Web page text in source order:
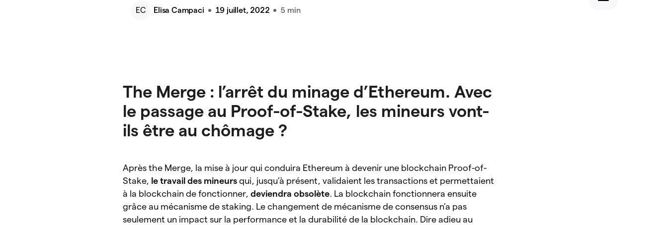
EC Elisa Campaci 19 juillet, 2022 5 min
The Merge : l’arrêt du minage d’Ethereum. Avec
le passage au Proof-of-Stake, les mineurs vont-
ils être au chômage ?
Après the Merge, la mise à jour qui conduira Ethereum à devenir une blockchain Proof-of-
Stake, le travail des mineursqui, jusqu’à présent, validaient les transactions et permettaient
à la blockchain de fonctionner,deviendra obsolète. La blockchain fonctionnera ensuite
grâce au mécanisme de staking. Le changement de mécanisme de consensus n’a pas
seulement un impact sur la performance et la durabilité de la blockchain. Dire adieu au